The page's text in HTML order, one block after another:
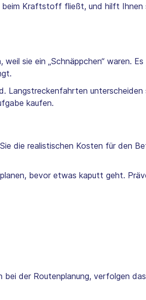
beim Kraftstoff fließt, und hilft Ihnen
sie ein „Schnäppchen“ waren. Es
Langstreckenfahrten unterscheiden
kaufen.
die realistischen Kosten für den
bevor etwas kaputt geht.
der Routenplanung, verfolgen